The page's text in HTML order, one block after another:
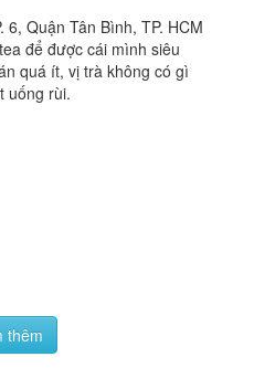
Quận Tân Bình, TP. HCM
để được cái mình siêu
quá ít, vị trà không có gì
uống rùi.
thêm